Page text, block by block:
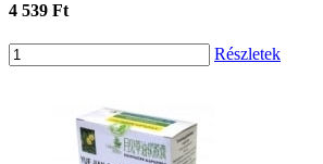
4 539 Ft
Részletek